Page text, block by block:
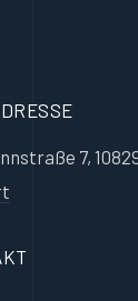
7,